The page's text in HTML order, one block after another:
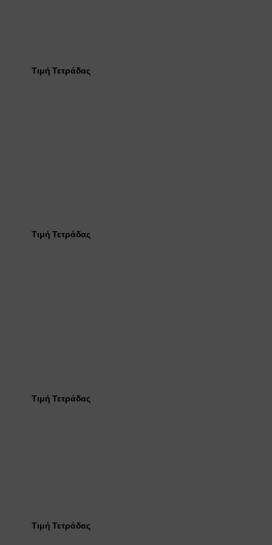
Τιμή Τετράδας
Τιμή Τετράδας
Τιμή Τετράδας
Τιμή Τετράδας